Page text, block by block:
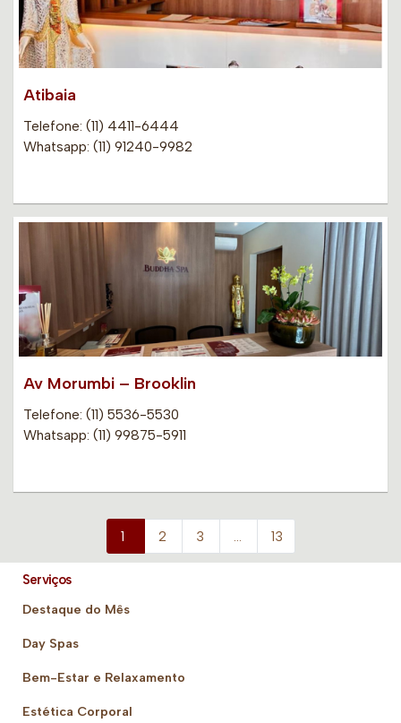
Atibaia
Telefone: (11) 4411-6444
Whatsapp: (11) 91240-9982
Av Morumbi – Brooklin
Telefone: (11) 5536-5530
Whatsapp: (11) 99875-5911
1 2 3 … 13
Serviços
Destaque do Mês
Day Spas
Bem-Estar e Relaxamento
Estética Corporal